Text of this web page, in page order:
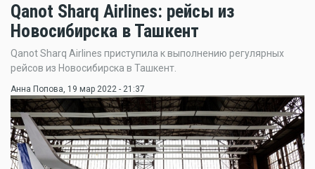
Qanot Sharq Airlines: рейсы из
Новосибирска в Ташкент
Qanot Sharq Airlines приступила к выполнению регулярных
рейсов из Новосибирска в Ташкент.
Анна Попова, 19 мар 2022 - 21:37